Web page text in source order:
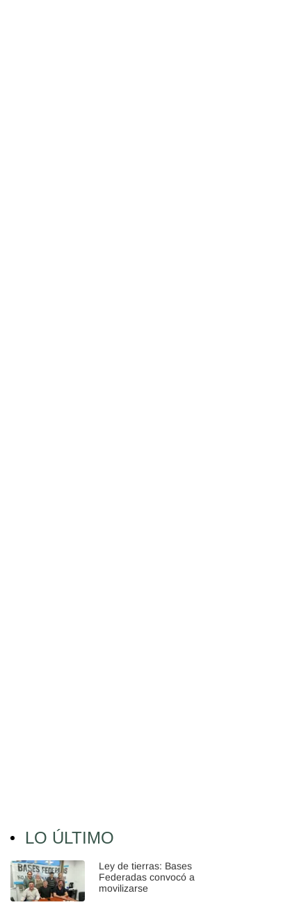
LO ÚLTIMO
Ley de tierras: Bases
Federadas convocó a
movilizarse